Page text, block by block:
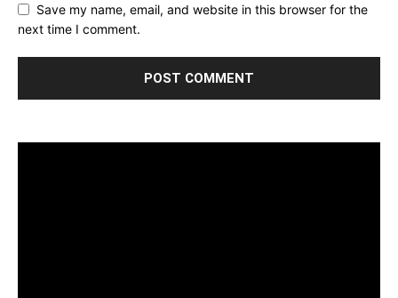
Save my name, email, and website in this browser for the
next time I comment.